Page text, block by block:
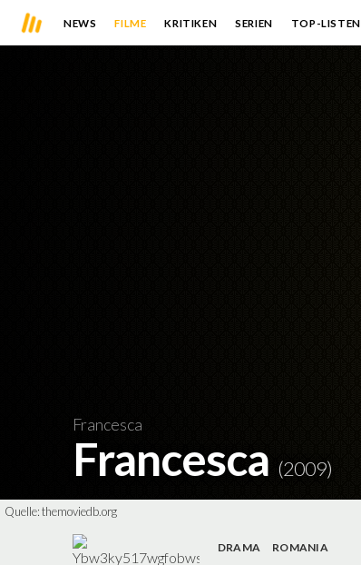
NEWS FILME KRITIKEN SERIEN TOP-LISTEN
Francesca
Francesca (2009)
Quelle:themoviedb.org
DRAMA
ROMANIA